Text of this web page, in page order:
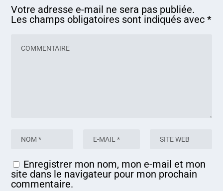
Votre adresse e-mail ne sera pas publiée.
Les champs obligatoires sont indiqués avec*
Enregistrer mon nom, mon e-mail et mon
site dans le navigateur pour mon prochain
commentaire.